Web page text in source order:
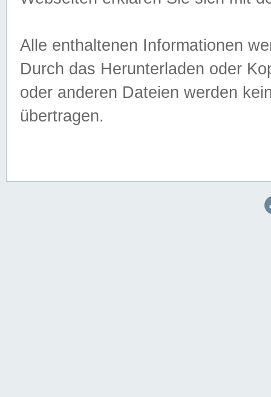
Alle enthaltenen Informationen
Durch das Herunterladen oder
oder anderen Dateien werden
übertragen.